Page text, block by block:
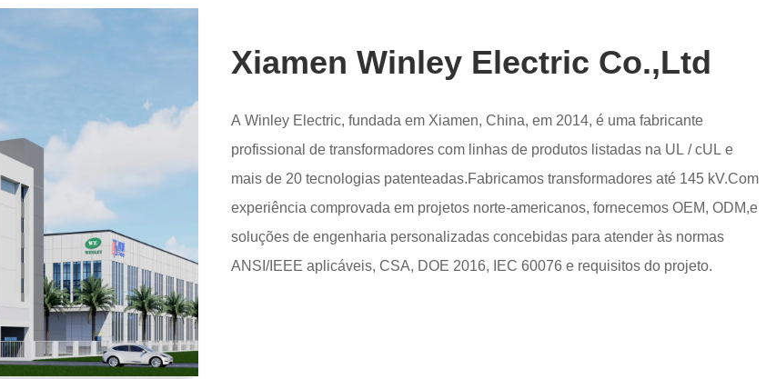
Xiamen Winley Electric Co.,Ltd
A Winley Electric, fundada em Xiamen, China, em 2014, é uma fabricante
profissional de transformadores com linhas de produtos listadas na UL / cUL e
mais de 20 tecnologias patenteadas.Fabricamos transformadores até 145 kV.Com
experiência comprovada em projetos norte-americanos, fornecemos OEM, ODM,e
soluções de engenharia personalizadas concebidas para atender às normas
ANSI/IEEE aplicáveis, CSA, DOE 2016, IEC 60076 e requisitos do projeto.